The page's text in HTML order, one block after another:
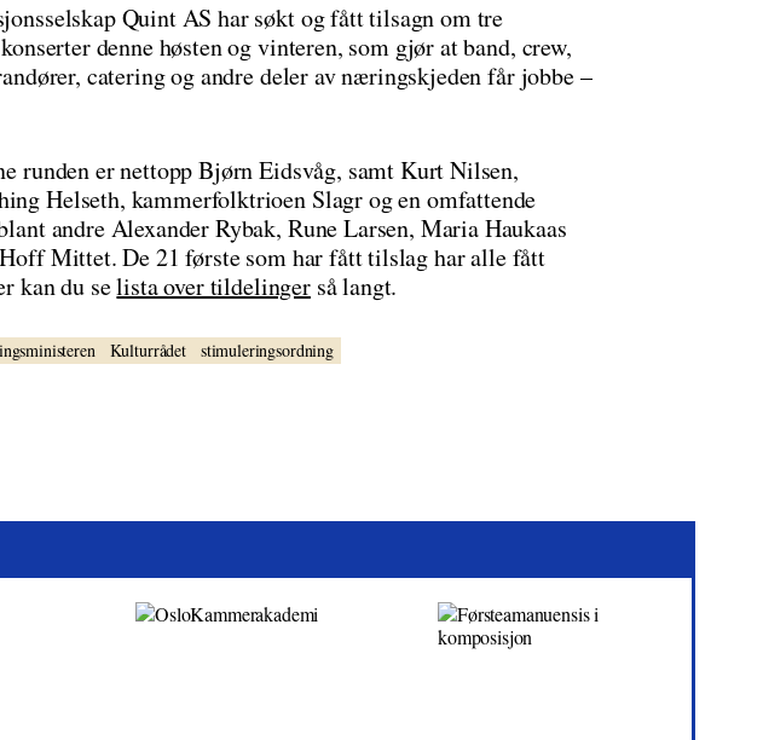
Quint AS har søkt og fått tilsagn om tre
denne høsten og vinteren, som gjør at band, crew,
catering og andre deler av næringskjeden får jobbe –
runden er nettopp Bjørn Eidsvåg, samt Kurt Nilsen,
Helseth, kammerfolktrioen Slagr og en omfattende
andre Alexander Rybak, Rune Larsen, Maria Haukaas
Mittet. De 21 første som har fått tilslag har alle fått
kan du selista over tildelingerså langt.
Kulturrådet stimuleringsordning